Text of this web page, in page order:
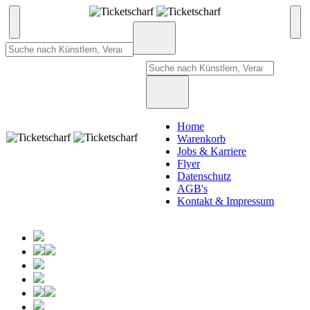
Home
Warenkorb
Jobs & Karriere
Flyer
Datenschutz
AGB's
Kontakt & Impressum